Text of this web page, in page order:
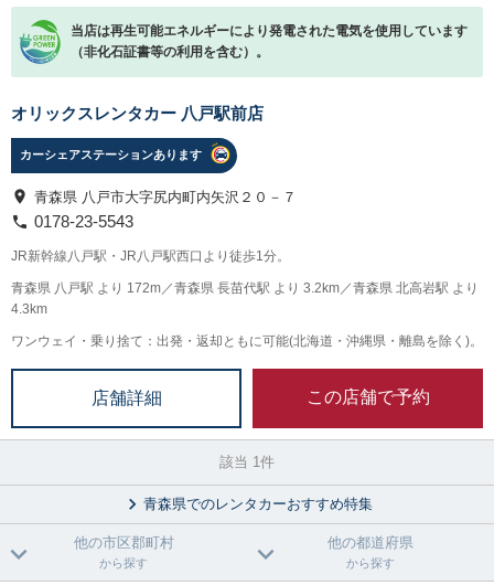
当店は再生可能エネルギーにより発電された電気を使用しています
（非化石証書等の利用を含む）。
オリックスレンタカー 八戸駅前店
カーシェアステーションあります
青森県 八戸市大字尻内町内矢沢２０－７
0178-23-5543
JR新幹線八戸駅・JR八戸駅西口より徒歩1分。
青森県 八戸駅 より 172m／青森県 長苗代駅 より 3.2km／青森県 北高岩駅 より
4.3km
ワンウェイ・乗り捨て：出発・返却ともに可能(北海道・沖縄県・離島を除く)。
店舗詳細 この店舗で予約
該当 1件
青森県でのレンタカーおすすめ特集
他の市区郡町村
から探す
他の都道府県
から探す